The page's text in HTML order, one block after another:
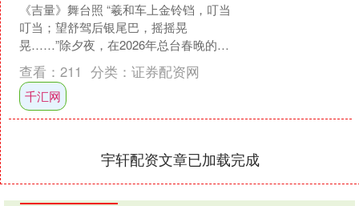
《吉量》舞台照 “羲和车上金铃铛，叮当
叮当；望舒驾后银尾巴，摇摇晃
晃……”除夕夜，在2026年总台春晚的舞
台上，歌手周深携手“贵州村T”表演队一
群天真烂漫的孩童....
查看： 211 分类： 证券配资网
千汇网
宇轩配资文章已加载完成